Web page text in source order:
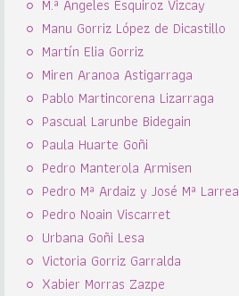
M.ª Ángeles Esquiroz Vizcay
Manu Gorriz López de Dicastillo
Martín Elia Gorriz
Miren Aranoa Astigarraga
Pablo Martincorena Lizarraga
Pascual Larunbe Bidegain
Paula Huarte Goñi
Pedro Manterola Armisen
Pedro Mª Ardaiz y José Mª Larrea
Pedro Noain Viscarret
Urbana Goñi Lesa
Victoria Gorriz Garralda
Xabier Morras Zazpe